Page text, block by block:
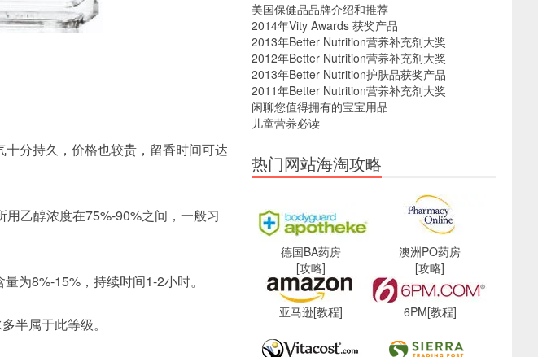
分持久，价格也较贵，留香时间可达
乙醇浓度在75%-90%之间，一般习
为8%-15%，持续时间1-2小时。
半属于此等级。
美国保健品品牌介绍和推荐
2014年Vity Awards 获奖产品
2013年Better Nutrition营养补充剂大奖
2012年Better Nutrition营养补充剂大奖
2013年Better Nutrition护肤品获奖产品
2011年Better Nutrition营养补充剂大奖
闲聊您值得拥有的宝宝用品
儿童营养必读
热门网站海淘攻略
德国BA药房
[攻略]
澳洲PO药房
[攻略]
亚马逊[教程] 6PM[教程]